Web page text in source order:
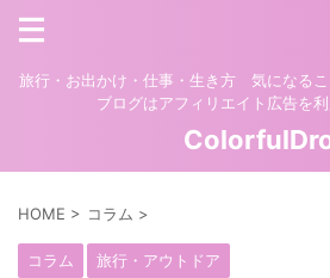
旅行・お出かけ・仕事・生き方 気になる
ブログはアフィリエイト広告を利
HOME > コラム >
コラム 旅行・アウトドア